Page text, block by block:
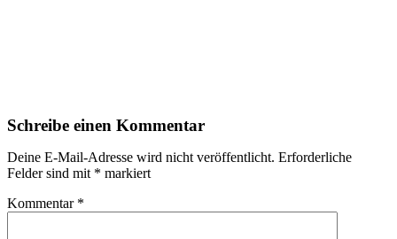
Schreibe einen Kommentar
Deine E-Mail-Adresse wird nicht veröffentlicht. Erforderliche
Felder sind mit * markiert
Kommentar *